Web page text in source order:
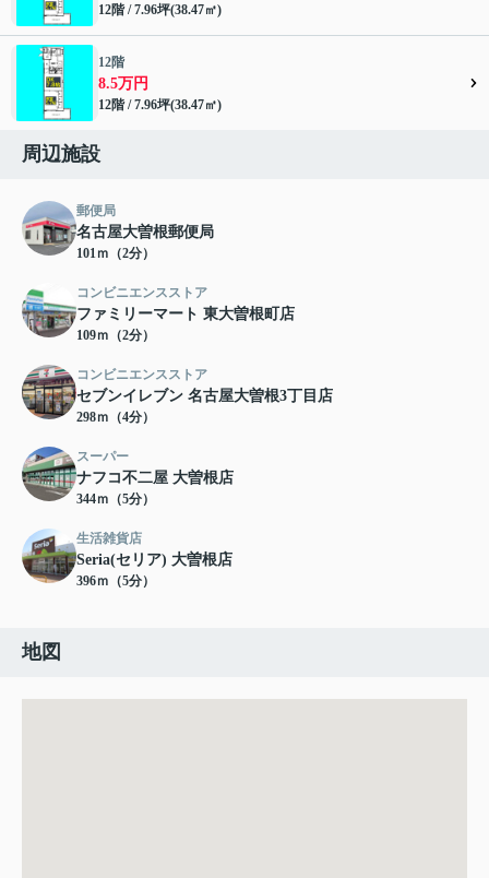
12階 / 7.96坪(38.47㎡)
12階
8.5万円
12階 / 7.96坪(38.47㎡)
周辺施設
郵便局
名古屋大曽根郵便局
101ｍ（2分）
コンビニエンスストア
ファミリーマート 東大曽根町店
109ｍ（2分）
コンビニエンスストア
セブンイレブン 名古屋大曽根3丁目店
298ｍ（4分）
スーパー
ナフコ不二屋 大曽根店
344ｍ（5分）
生活雑貨店
Seria(セリア) 大曽根店
396ｍ（5分）
地図